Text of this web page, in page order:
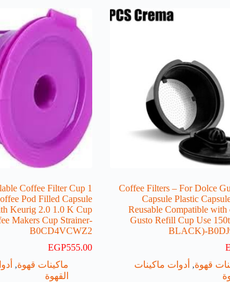
Coffee Filters – For Dolce
Capsule Plastic
Reusable Compatible with
Gusto Refill Cup Use
BLACK)-
قهوة, أدوات ماكينات
Coffee Filter Cup
Pod Filled Capsule
Keurig 2.0 1.0 K Cup
Makers Cup Strainer-
B0CD4VCWZ2
EGP555.00
ماكينات قهوة,
القهوة